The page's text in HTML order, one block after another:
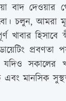
বাদ দেওয়ার
চলুন, আমরা
খাবার
প্রবণতা
সকালের
মানসিক